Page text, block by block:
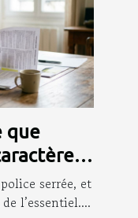
que
serrée, et
l’essentiel....